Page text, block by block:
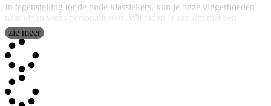
In tegenstelling tot de oude klassiekers, kun je onze vingerhoeden
naar eigen wens personaliseren. Wij raden je aan om met een
afbeelding of met een mooie tekst een exclusief model te ontwerpen.
We zullen jouw personalisatie in full colour afdrukken, waardoor
een ongelofelijke, hoogwaardige afwerking ontstaat.
Het is een ideaal cadeau voor elke gelegenheid, maar vooral voor
verzamelaars, omdat je zoveel verschillende modellen kunt maken
als je maar wilt. Er zal zeker niet zo'n originele vingerhoed bestaan
als degene die je kunt maken.
zie meer